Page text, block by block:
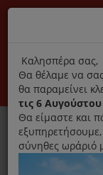
Αποκλειστικά
title
Καλησπέρα σας,
Θα θέλαμε να
θα παραμείνει
τις 6
Θα είμαστε και
εξυπηρετήσουμε,
σύνηθες ωράριό